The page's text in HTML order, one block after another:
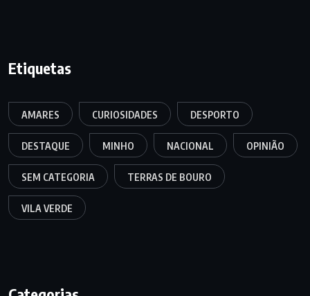
Etiquetas
AMARES CURIOSIDADES DESPORTO
DESTAQUE MINHO NACIONAL OPINIÃO
SEM CATEGORIA TERRAS DE BOURO
VILA VERDE